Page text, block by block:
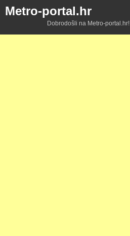
Metro-portal.hr
Dobrodošli na Metro-portal.hr!